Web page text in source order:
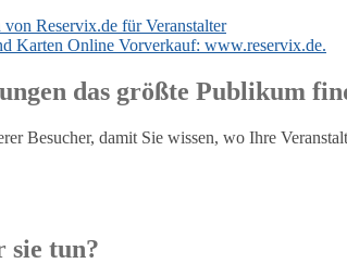
Reservix.de für Veranstalter
Karten Online Vorverkauf: www.reservix.de.
das größte Publikum
Besucher, damit Sie wissen, wo Ihre
sie tun?